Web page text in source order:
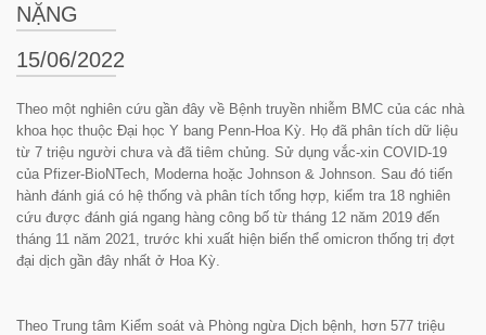
NẶNG
15/06/2022
Theo một nghiên cứu gần đây về Bệnh truyền nhiễm BMC của các nhà
khoa học thuộc Đại học Y bang Penn-Hoa Kỳ. Họ đã phân tích dữ liệu
từ 7 triệu người chưa và đã tiêm chủng. Sử dụng vắc-xin COVID-19
của Pfizer-BioNTech, Moderna hoặc Johnson & Johnson. Sau đó tiến
hành đánh giá có hệ thống và phân tích tổng hợp, kiểm tra 18 nghiên
cứu được đánh giá ngang hàng công bố từ tháng 12 năm 2019 đến
tháng 11 năm 2021, trước khi xuất hiện biến thể omicron thống trị đợt
đại dịch gần đây nhất ở Hoa Kỳ.
Theo Trung tâm Kiểm soát và Phòng ngừa Dịch bệnh, hơn 577 triệu